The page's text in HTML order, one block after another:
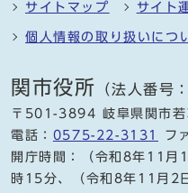
サイトマップ サイト
個人情報の取り扱いにつ
関市役所 （法人番
〒501-3894 岐阜県関市若
電話： 0575-22-3131
フ
開庁時間：（令和8年11
時15分、（令和8年11月